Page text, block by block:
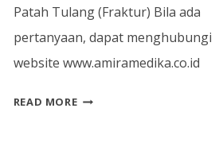
Patah Tulang (Fraktur) Bila ada
pertanyaan, dapat menghubungi
website www.amiramedika.co.id
READ MORECARI